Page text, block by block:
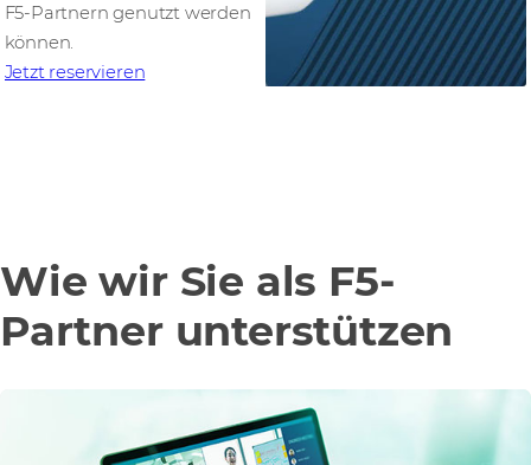
F5-Partnern genutzt werden
können.
Jetzt reservieren
Wie wir Sie als F5-
Partner unterstützen